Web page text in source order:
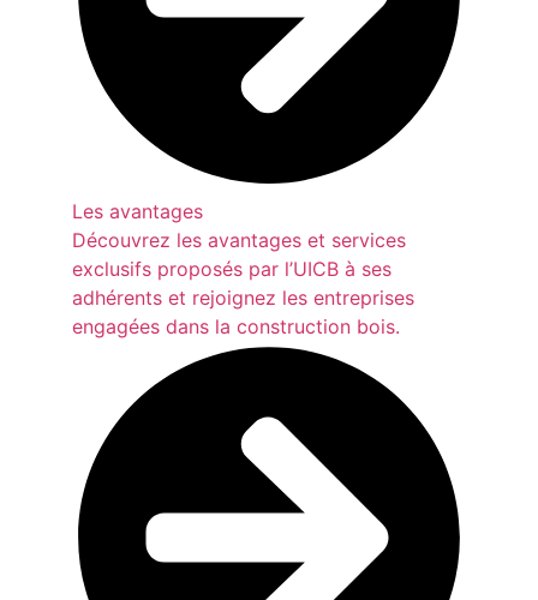
Les avantages
Découvrez les avantages et services
exclusifs proposés par l’UICB à ses
adhérents et rejoignez les entreprises
engagées dans la construction bois.